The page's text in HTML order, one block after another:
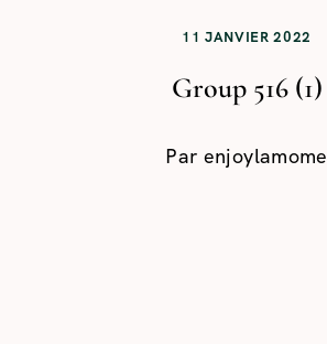
11 JANVIER 2022
Group 516 (1)
Par enjoylamome